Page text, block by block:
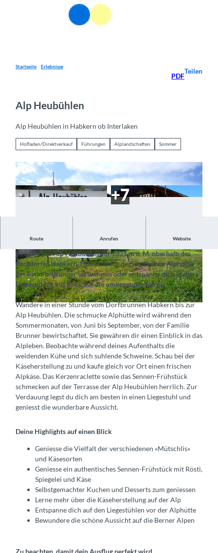
Suche Menü
Startseite Erlebnisse
PDF
Teilen
Alp Heubühlen
Alp Heubühlen in Habkern ob Interlaken
Hofladen/Direktverkauf Führungen Alplandschaften Sommer
© Alp Heubühlen, Roland Brunner, Interlaken Tourismus | CC-BY-SA
©CC-BY-SA ©CC-BY-SA
Route Anrufen Website
Erlebe das Alpleben im Berner Oberland
Besuche die Alp Heubühlen auf 1331 m ü. M. oberhalb des
Bergdorfes Habkern. Lass dich vor der idyllischen Alphütte
der Familie Brunner verwöhnen oder entspanne dich in den
Liegestühlen mit Blick auf die umliegenden Berge.
Wandere in einer Stunde vom Dorfbrunnen Habkern bis zur
Alp Heubühlen. Die schmucke Alphütte wird während den
Sommermonaten, von Juni bis September, von der Familie
Brunner bewirtschaftet. Sie gewähren dir einen Einblick in das
Alpleben. Beobachte während deines Aufenthalts die
weidenden Kühe und sich suhlende Schweine. Schau bei der
Käseherstellung zu und kaufe gleich vor Ort einen frischen
Alpkäse. Das Kerzenraclette sowie das Sennen-Frühstück
schmecken auf der Terrasse der Alp Heubühlen herrlich. Zur
Verdauung legst du dich am besten in einen Liegestuhl und
geniesst die wunderbare Aussicht.
Deine Highlights auf einen Blick
Geniesse die Vielfalt der verschiedenen «Mütschlis»
und Käsesorten
Geniesse ein authentisches Sennen-Frühstück mit Rösti,
Spiegelei und Käse
Selbstgemachter Kuchen und Desserts zum geniessen
Lerne mehr über die Käseherstellung auf der Alp
Entspanne dich auf den Liegestühlen vor der Alphütte
Bewundere die schöne Aussicht auf die Berner Alpen